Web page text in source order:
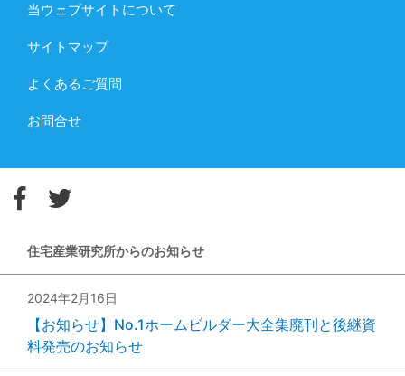
当ウェブサイトについて
サイトマップ
よくあるご質問
お問合せ
住宅産業研究所からのお知らせ
2024年2月16日
【お知らせ】No.1ホームビルダー大全集廃刊と後継資
料発売のお知らせ